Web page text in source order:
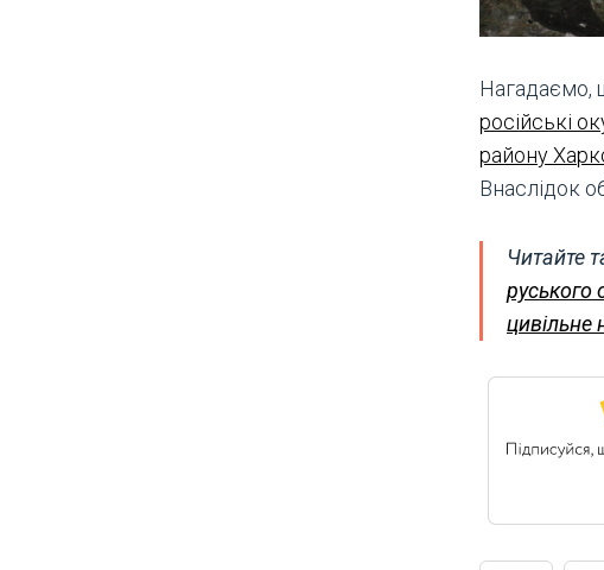
Нагадаємо,
російські
району
Внаслідок
Читайте
руського